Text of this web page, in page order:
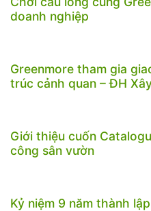
doanh nghiệp
Greenmore tham gia
trúc cảnh quan – ĐH
Giới thiệu cuốn
công sân vườn
Kỷ niệm 9 năm thành